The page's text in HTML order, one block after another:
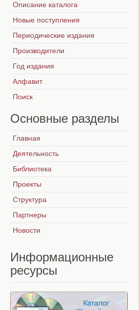
Описание каталога
Новые поступления
Периодические издания
Производители
Год издания
Алфавит
Поиск
Основные разделы
Главная
Деятельность
Библиотека
Проекты
Структура
Партнеры
Новости
Информационные
ресурсы